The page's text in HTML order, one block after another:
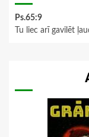
Ps.65:9
Tu liec arī gavilēt